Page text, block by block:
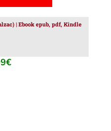
| Ebook epub, pdf, Kindle
€